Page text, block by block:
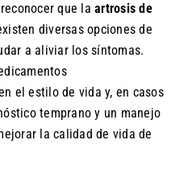
que la artrosis de
diversas opciones de
a aliviar los síntomas.
el estilo de vida y, en casos
temprano y un manejo
la calidad de vida de